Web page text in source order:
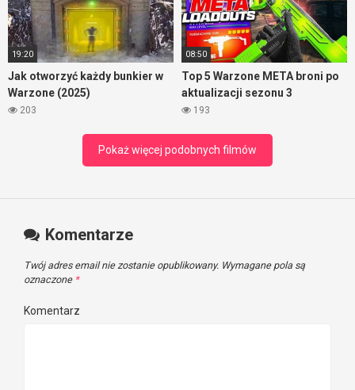
19:20
Jak otworzyć każdy bunkier w
Warzone (2025)
203
08:50
Top 5 Warzone META broni po
aktualizacji sezonu 3
193
Pokaż więcej podobnych filmów
Komentarze
Twój adres email nie zostanie opublikowany. Wymagane pola są
oznaczone *
Komentarz